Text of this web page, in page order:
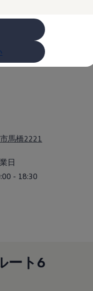
円補助
の安心サポートが無償
えを10万円補助
ープログラム
動車保険プラス
録・ログイン
グイン
制度
フルード類
馬橋2221
日
- 18:30
ート6